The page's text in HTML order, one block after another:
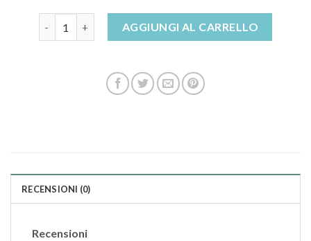
AGGIUNGI AL CARRELLO
RECENSIONI (0)
Recensioni